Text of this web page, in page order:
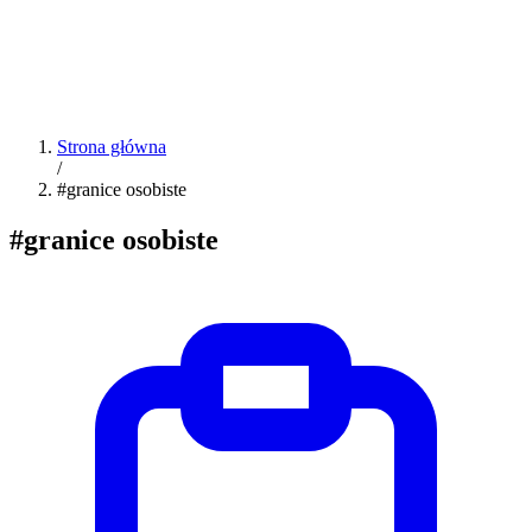
Strona główna
/
#granice osobiste
#granice osobiste